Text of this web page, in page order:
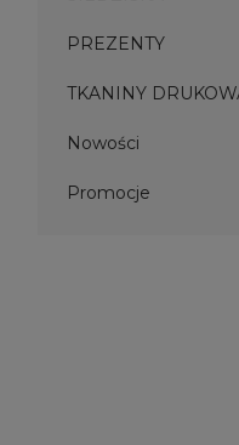
PREZENTY
TKANINY
Nowości
Promocje